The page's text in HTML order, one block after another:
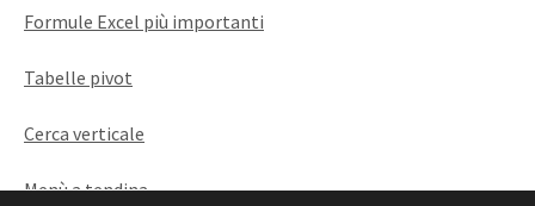
Formule Excel più importanti
Tabelle pivot
Cerca verticale
Menù a tendina